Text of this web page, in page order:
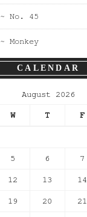
No. 45
Monkey
CALENDAR
August 2026
W T F
5 6 7
12 13 14
19 20 21